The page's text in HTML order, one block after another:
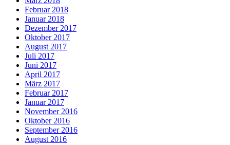
Februar 2018
Januar 2018
Dezember 2017
Oktober 2017
August 2017
Juli 2017
Juni 2017
April 2017
März 2017
Februar 2017
Januar 2017
November 2016
Oktober 2016
September 2016
August 2016